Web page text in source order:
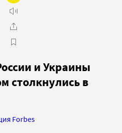
и Украины
столкнулись в
Forbes